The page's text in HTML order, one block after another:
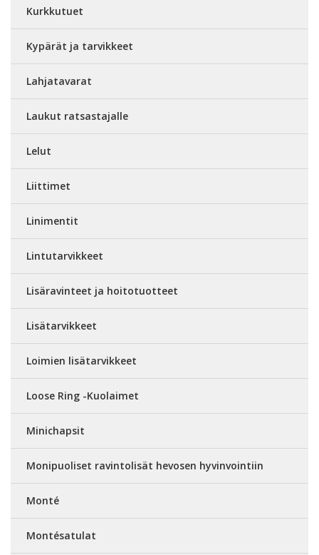
Kurkkutuet
Kypärät ja tarvikkeet
Lahjatavarat
Laukut ratsastajalle
Lelut
Liittimet
Linimentit
Lintutarvikkeet
Lisäravinteet ja hoitotuotteet
Lisätarvikkeet
Loimien lisätarvikkeet
Loose Ring -Kuolaimet
Minichapsit
Monipuoliset ravintolisät hevosen hyvinvointiin
Monté
Montésatulat